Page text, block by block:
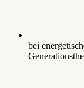
bei